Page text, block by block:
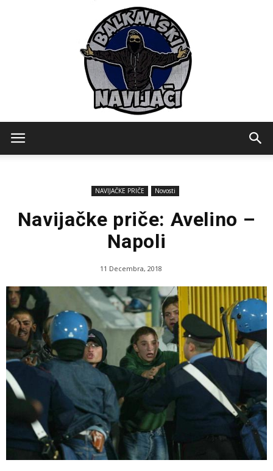
NAVIJAČKE PRIČE Novosti
Navijačke priče: Avelino –
Napoli
11 Decembra, 2018